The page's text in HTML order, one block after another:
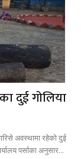
दुई गोलिया
अवस्थामा रहेको दुई
पर्साका अनुसार...